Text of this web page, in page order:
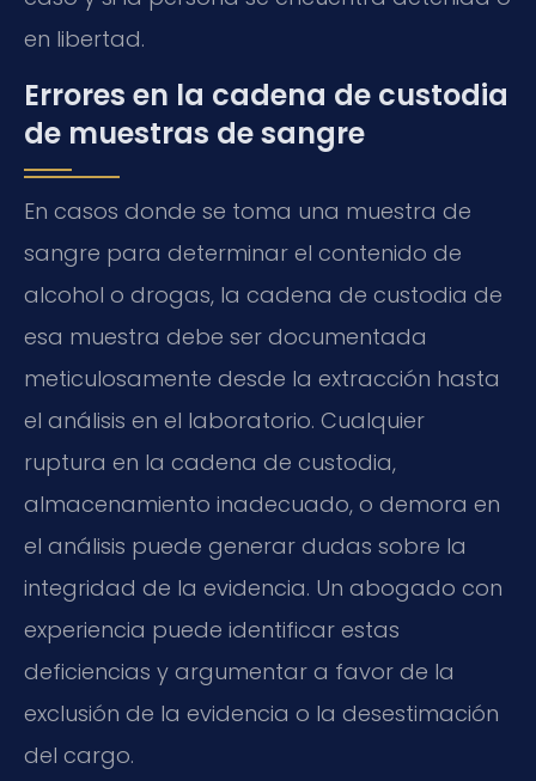
en libertad.
Errores en la cadena de custodia
de muestras de sangre
En casos donde se toma una muestra de
sangre para determinar el contenido de
alcohol o drogas, la cadena de custodia de
esa muestra debe ser documentada
meticulosamente desde la extracción hasta
el análisis en el laboratorio. Cualquier
ruptura en la cadena de custodia,
almacenamiento inadecuado, o demora en
el análisis puede generar dudas sobre la
integridad de la evidencia. Un abogado con
experiencia puede identificar estas
deficiencias y argumentar a favor de la
exclusión de la evidencia o la desestimación
del cargo.